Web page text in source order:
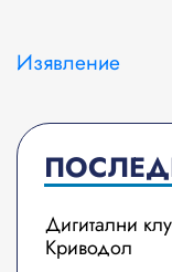
Изявление
Дигитални
Криводол